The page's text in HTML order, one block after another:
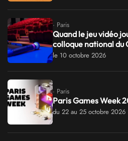
· Paris
Quand le jeu vidéo
colloque national du
le 10 octobre 2026
· Paris
Paris Games Week
du 22 au 25 octobre 2026